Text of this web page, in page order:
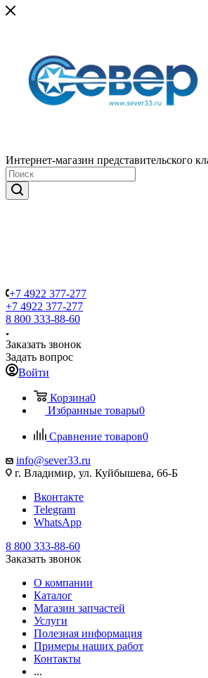
Интернет-магазин представительского
+7 4922 377-277
+7 4922 377-277
8 800 333-88-60
Заказать звонок
Задать вопрос
Войти
Корзина0
Избранные товары0
Сравнение товаров0
info@sever33.ru
г. Владимир, ул. Куйбышева, 66-Б
Вконтакте
Telegram
WhatsApp
8 800 333-88-60
Заказать звонок
О компании
Каталог
Магазин запчастей
Услуги
Полезная информация
Примеры наших работ
Контакты
...